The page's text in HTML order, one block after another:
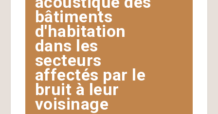
bâtiments
d'habitation
dans les
secteurs
affectés par le
bruit à leur
voisinage